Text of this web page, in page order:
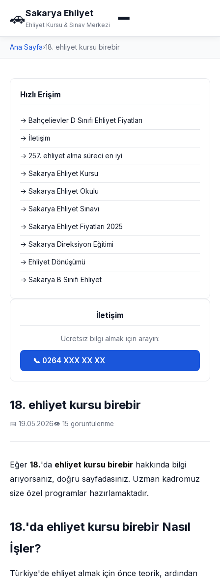
🚗Sakarya Ehliyet
Ehliyet Kursu & Sınav Merkezi
Ana Sayfa›18. ehliyet kursu birebir
18. ehliyet kursu birebir
📅 19.05.2026👁 15 görüntülenme
Eğer 18.'da ehliyet kursu birebir hakkında bilgi
arıyorsanız, doğru sayfadasınız. Uzman kadromuz
size özel programlar hazırlamaktadır.
18.'da ehliyet kursu birebir Nasıl
İşler?
Türkiye'de ehliyet almak için önce teorik, ardından
Hızlı Erişim
→ Bahçelievler D Sınıfı Ehliyet Fiyatları
→ İletişim
→ 257. ehliyet alma süreci en iyi
→ Sakarya Ehliyet Kursu
→ Sakarya Ehliyet Okulu
→ Sakarya Ehliyet Sınavı
→ Sakarya Ehliyet Fiyatları 2025
→ Sakarya Direksiyon Eğitimi
→ Ehliyet Dönüşümü
→ Sakarya B Sınıfı Ehliyet
İletişim
Ücretsiz bilgi almak için arayın:
📞 0264 XXX XX XX